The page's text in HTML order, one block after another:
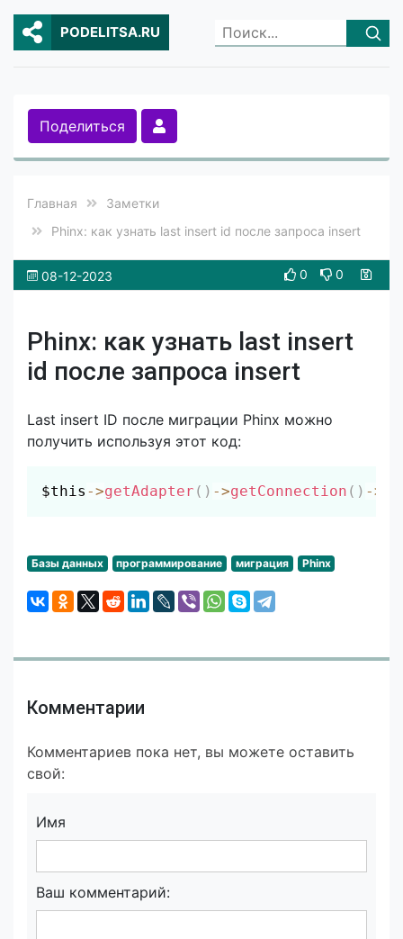
PODELITSA.RU
Поделиться
Главная
Заметки
Phinx: как узнать last insert id после запроса insert
08-12-2023 0 0
Phinx: как узнать last insert
id после запроса insert
Last insert ID после миграции Phinx можно
получить используя этот код:
$this ->getAdapter ( ) ->getConnection ( ) ->
Скопировать
Базы данных программирование миграция Phinx
Комментарии
Комментариев пока нет, вы можете оставить
свой:
Имя
Ваш комментарий: